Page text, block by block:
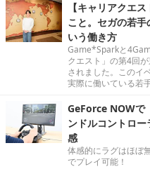
【キャリアクエ
こと。セガの若
いう働き方
Game*Sparkと
クエスト」の第4回
されました。このイ
実際に働いている若
GeForce NOWで
ンドルコントロ
感
体感的にラグはほぼ
でプレイ可能！